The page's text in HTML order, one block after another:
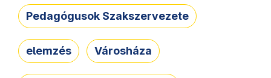
Pedagógusok Szakszervezete
elemzés Városháza